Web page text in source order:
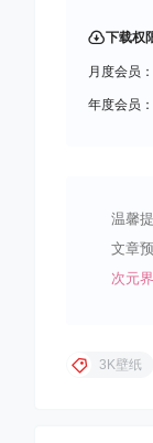
下载权
月度会员：
年度会员：
温馨
文章
次元界
3K壁纸